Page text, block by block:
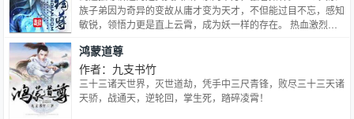
族子弟因为奇异的变故从庸才变为天才，不但能过目不忘，感知
敏锐，领悟力更是直上云霄，成为妖一样的存在。 热血激烈的
海，上天入地。 一切皆在剑道独尊
鸿蒙道尊
作者：九支书竹
三十三诸天世界，灭世道劫，凭手中三尺青锋，败尽三十三天诸
天骄，战通天，逆轮回，掌生死，踏碎凌霄！